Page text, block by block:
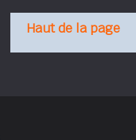
Haut de la page